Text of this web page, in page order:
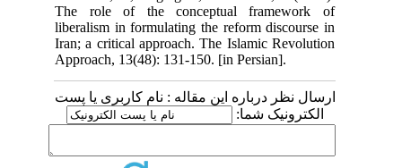
The role of the conceptual framework of
liberalism in formulating the reform discourse in
Iran; a critical approach. The Islamic Revolution
Approach, 13(48): 131-150. [in Persian].
ارسال نظر درباره این مقاله : نام کاربری یا پست
الکترونیک شما: